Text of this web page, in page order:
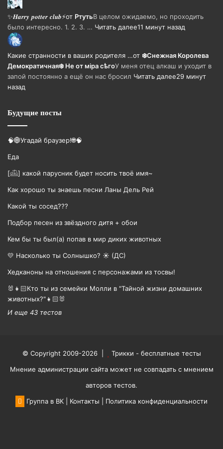
✨𝑯𝒂𝒓𝒓𝒚 𝒑𝒐𝒕𝒕𝒆𝒓 𝒄𝒍𝒖𝒃⚡от РтутьВ целом ожидаемо, но проходить
было интересно. 1. 2. 3. … Читать далее11 минут назад
Какие странности в ваших родителя …от ❄️Снежная Королева
Демократичная❄️ Не от мiра сѣгоУ меня отец алкаш и уходит в
запой постоянно а ещё он нас бросил Читать далее29 минут
назад
Будущие посты
🧠🌐Угадай браузер!🌐🧠
Еда
[𓊝] какой парусник будет носить твоë имя~
Как хорошо ты знаешь песни Ланы Дель Рей
Какой ты сосед???
Подбор песен из звёздного дитя + обои
Кем бы ты был(а) попав в мир диких животных
💛 Насколько ты Солнышко? ☀️ (ДС)
Хедканоны на отношения с персонажами из тосвы!
🐰👧🏻Кто ты из семейки Молли в "Тайной жизни домашних
животных?"👧🏻🐰
И еще 43 тестов
© Copyright 2009-2026 |
Трикки - бесплатные тесты
Мнение администрации сайта может не совпадать с мнением
авторов тестов.
Группа в ВК
Контакты Политика конфиденциальности